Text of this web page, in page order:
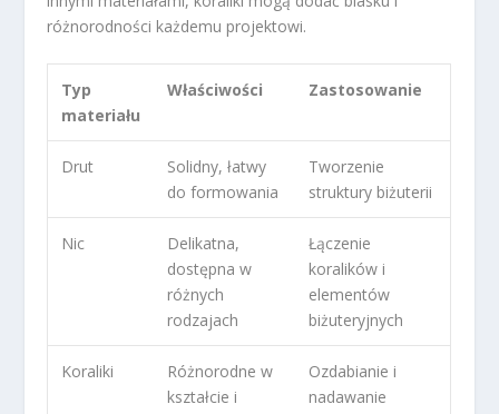
różnorodności każdemu projektowi.
Typ
materiału
Właściwości Zastosowanie
Drut
Solidny, łatwy
do formowania
Tworzenie
struktury biżuterii
Nic
Delikatna,
dostępna w
różnych
rodzajach
Łączenie
koralików i
elementów
biżuteryjnych
Koraliki
Różnorodne w
kształcie i
Ozdabianie i
nadawanie